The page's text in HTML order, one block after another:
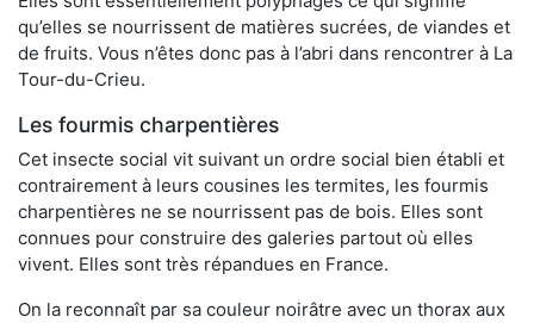
qu’elles se nourrissent de matières sucrées, de viandes et
de fruits. Vous n’êtes donc pas à l’abri dans rencontrer à La
Tour-du-Crieu.
Les fourmis charpentières
Cet insecte social vit suivant un ordre social bien établi et
contrairement à leurs cousines les termites, les fourmis
charpentières ne se nourrissent pas de bois. Elles sont
connues pour construire des galeries partout où elles
vivent. Elles sont très répandues en France.
On la reconnaît par sa couleur noirâtre avec un thorax aux